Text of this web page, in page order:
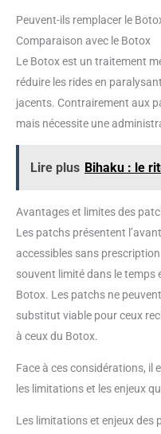
Peuvent-ils remplacer le
Comparaison avec le Botox
Le Botox est un traitement
réduire les rides en
jacents. Contrairement aux
mais nécessite une
Lire plus Bihaku : le
Avantages et limites des
Les patchs présentent
accessibles sans
souvent limité dans le temps
Botox. Les patchs ne
substitut viable pour ceux
à ceux du Botox.
Face à ces considérations, il
les limitations et les enjeux
Les limitations et enjeux des